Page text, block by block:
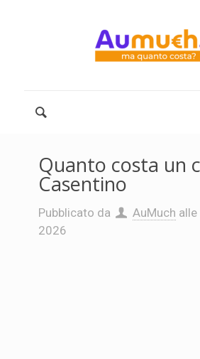
Quanto costa un
Casentino
Pubblicato da AuMuch alle
2026